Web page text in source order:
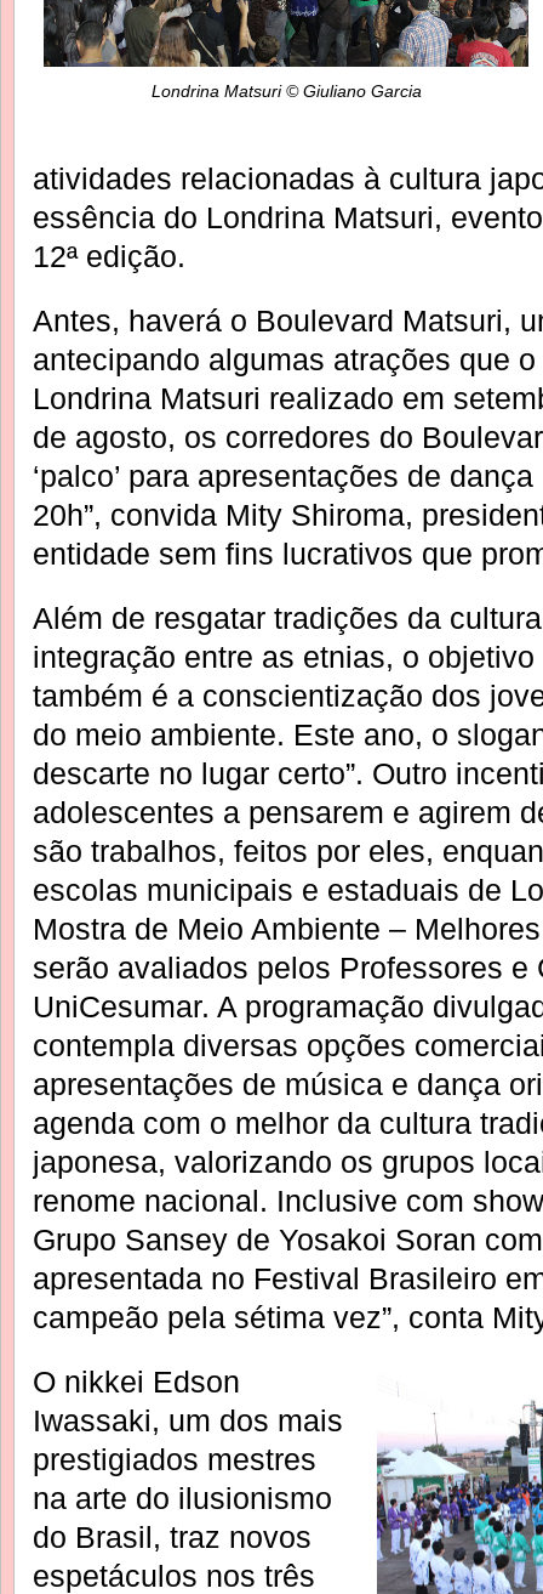
Londrina Matsuri © Giuliano Garcia
atividades relacionadas à cultura
essência do Londrina Matsuri,
12ª edição.
Antes, haverá o Boulevard Matsuri,
antecipando algumas atrações que
Londrina Matsuri realizado em
de agosto, os corredores do
‘palco’ para apresentações de
20h”, convida Mity Shiroma,
entidade sem fins lucrativos que
Além de resgatar tradições da
integração entre as etnias, o
também é a conscientização dos
do meio ambiente. Este ano, o
descarte no lugar certo”. Outro
adolescentes a pensarem e agirem
são trabalhos, feitos por eles,
escolas municipais e estaduais de
Mostra de Meio Ambiente –
serão avaliados pelos Professores e
UniCesumar. A programação
contempla diversas opções
apresentações de música e dança
agenda com o melhor da cultura
japonesa, valorizando os grupos
renome nacional. Inclusive com
Grupo Sansey de Yosakoi Soran
apresentada no Festival Brasileiro
campeão pela sétima vez”, conta
O nikkei Edson
Iwassaki, um dos mais
prestigiados mestres
na arte do ilusionismo
do Brasil, traz novos
espetáculos nos três